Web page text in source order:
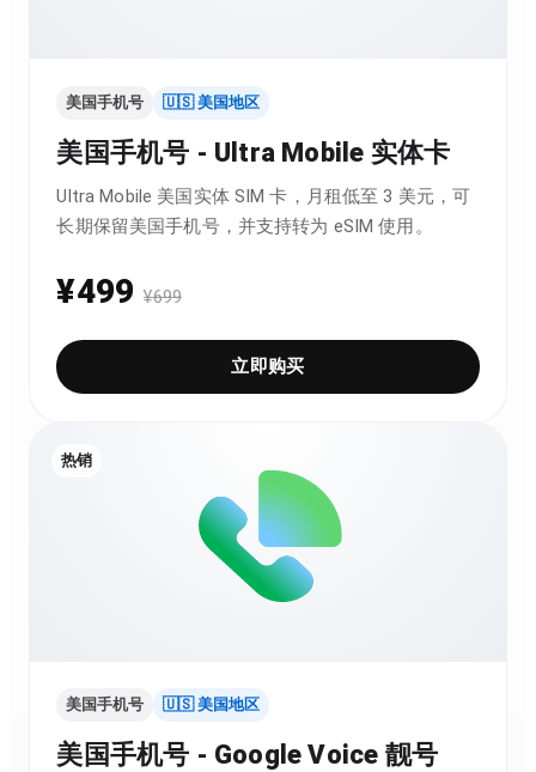
美国手机号 🇺🇸 美国地区
美国手机号 - Ultra Mobile 实体卡
Ultra Mobile 美国实体 SIM 卡，月租低至 3 美元，可
长期保留美国手机号，并支持转为 eSIM 使用。
¥499 ¥699
立即购买
热销
美国手机号 🇺🇸 美国地区
美国手机号 - Google Voice 靓号